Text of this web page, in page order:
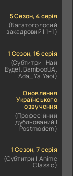
5 Сезон, 4 серія
(Багатоголосий
закадровий | 1+1)
1 Сезон, 16 серія
(Субтитри | Най
Буде!, BambooUA,
Ada_Ya.Yaoi)
Оновлення
Українського
озвучення
(Професійний
дубльований |
Postmodern)
1 Сезон, 7 серія
(Субтитри | Anime
Classic)